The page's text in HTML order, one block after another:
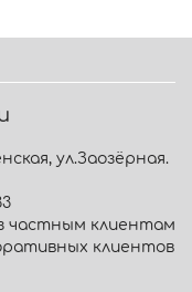
ул.Заозёрная.
частным клиентам
клиентов